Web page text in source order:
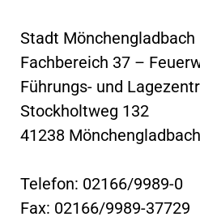
Stadt Mönchengladbach
Fachbereich 37 –
Führungs- und
Stockholtweg 132
41238 Mönchengladbach
Telefon: 02166/9989-0
Fax: 02166/9989-37729